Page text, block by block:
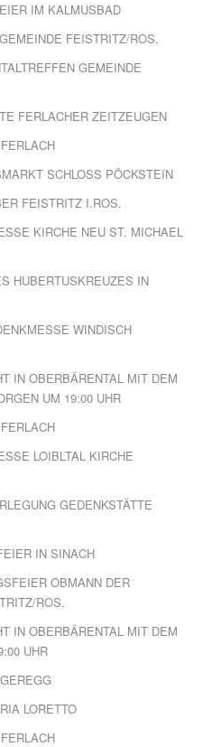
IM KALMUSBAD
FEISTRITZ/ROS.
GEMEINDE
FERLACHER ZEITZEUGEN
SCHLOSS PÖCKSTEIN
FEISTRITZ I.ROS.
KIRCHE NEU ST. MICHAEL
HUBERTUSKREUZES IN
WINDISCH
IN OBERBÄRENTAL MIT DEM
UM 19:00 UHR
LOIBLTAL KIRCHE
GEDENKSTÄTTE
IN SINACH
OBMANN DER
ROS.
IN OBERBÄRENTAL MIT DEM
UHR
LORETTO